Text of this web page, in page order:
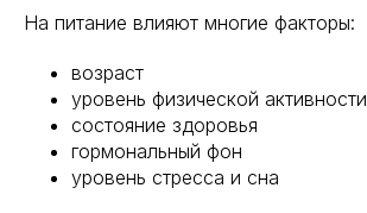
На питание влияют многие факторы:
возраст
уровень физической активности
состояние здоровья
гормональный фон
уровень стресса и сна
Международный центр медицинского